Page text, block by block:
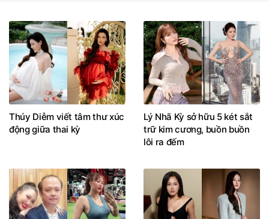
Thúy Diễm viết tâm thư xúc
động giữa thai kỳ
Lý Nhã Kỳ sở hữu 5 két sắt
trữ kim cương, buồn buồn
lôi ra đếm